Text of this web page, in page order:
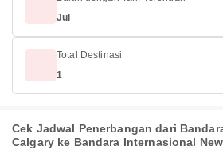
Jul
Total Destinasi
1
Cek Jadwal Penerbangan dari
Calgary ke Bandara Internasional